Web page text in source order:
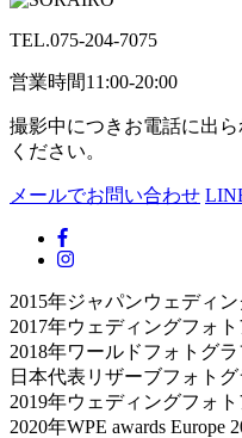
TEL.075-204-7075
営業時間11:00-20:00
撮影中につきお電話に出
ください。
メールでお問い合わせ
2015年ジャパンウェディ
2017年ウェディングフォ
2018年ワールドフォトグ
日本代表リザーブフォト
2019年ウェディングフォ
2020年WPE awards